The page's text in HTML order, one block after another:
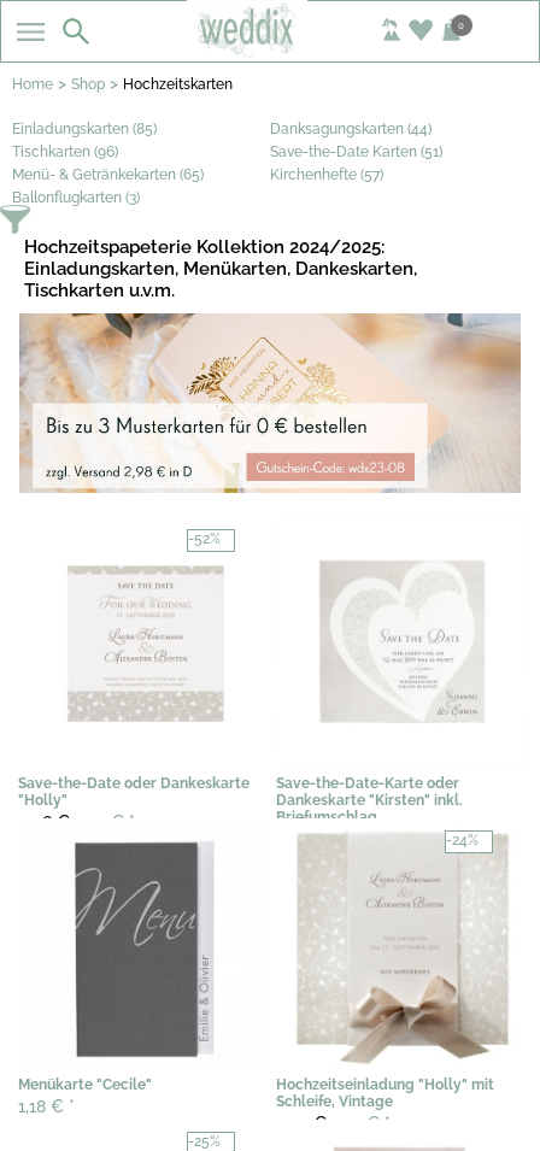
0
Home > Shop > Hochzeitskarten
Einladungskarten (85)
Danksagungskarten (44)
Tischkarten (96)
Save-the-Date Karten (51)
Menü- & Getränkekarten (65)
Kirchenhefte (57)
Ballonflugkarten (3)
Hochzeitspapeterie Kollektion 2024/2025:
Einladungskarten, Menükarten, Dankeskarten,
Tischkarten u.v.m.
-52%
Save-the-Date oder Dankeskarte
"Holly"
0,46 € 0,22 € *
Save-the-Date-Karte oder
Dankeskarte "Kirsten" inkl.
Briefumschlag
0,67 €*
Menükarte "Cecile"
1,18 € *
-24%
Hochzeitseinladung "Holly" mit
Schleife, Vintage
3,02 € 2,29 € *
-25%